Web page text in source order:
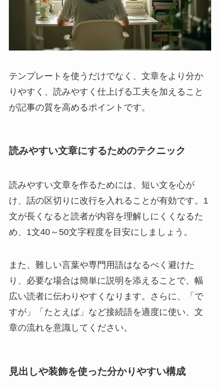
テンプレートを使うだけでなく、文章をより分か
りやすく、読みやすく仕上げる工夫を加えること
が記事の質を高めるポイントです。
読みやすい文章にするためのテクニック
読みやすい文章を作るためには、短い文を心が
け、話の区切りに改行を入れることが有効です。1
文が長くなると読者が内容を理解しにくくなるた
め、1文40～50文字程度を目安にしましょう。
また、難しい言葉や専門用語はなるべく避けた
り、必要な場合は簡単に説明を添えることで、幅
広い読者に伝わりやすくなります。さらに、「で
すが」「たとえば」など接続語を適度に使い、文
章の流れを意識してください。
見出しや装飾を使った分かりやすい構成